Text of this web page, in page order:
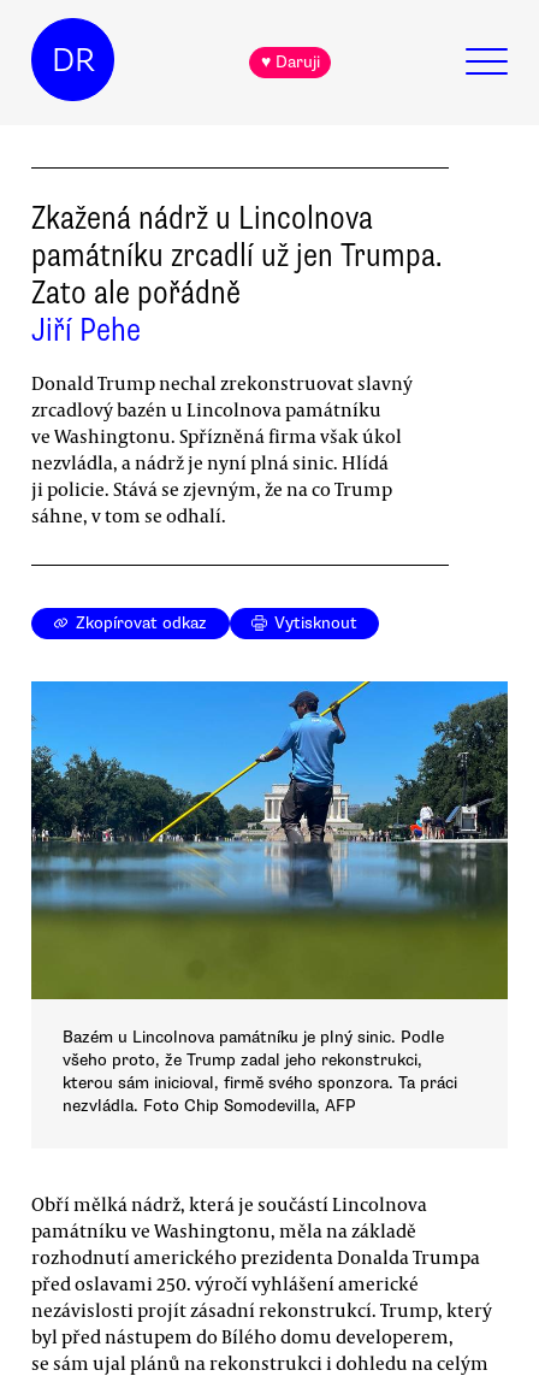
DR ♥ Daruji
Zkažená nádrž u Lincolnova
památníku zrcadlí už jen Trumpa.
Zato ale pořádně
Jiří Pehe
Donald Trump nechal zrekonstruovat slavný
zrcadlový bazén u Lincolnova památníku
ve Washingtonu. Spřízněná firma však úkol
nezvládla, a nádrž je nyní plná sinic. Hlídá
ji policie. Stává se zjevným, že na co Trump
sáhne, v tom se odhalí.
Zkopírovat odkaz Vytisknout
Bazém u Lincolnova památníku je plný sinic. Podle
všeho proto, že Trump zadal jeho rekonstrukci,
kterou sám inicioval, firmě svého sponzora. Ta práci
nezvládla. Foto Chip Somodevilla, AFP
Obří mělká nádrž, která je součástí Lincolnova
památníku ve Washingtonu, měla na základě
rozhodnutí amerického prezidenta Donalda Trumpa
před oslavami 250. výročí vyhlášení americké
nezávislosti projít zásadní rekonstrukcí. Trump, který
byl před nástupem do Bílého domu developerem,
se sám ujal plánů na rekonstrukci i dohledu na celým